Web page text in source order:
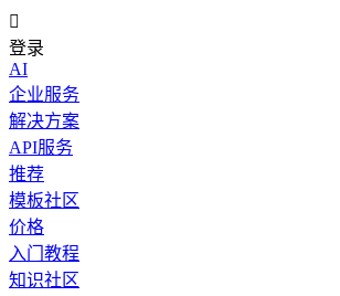

登录
AI
企业服务
解决方案
API服务
推荐
模板社区
价格
入门教程
知识社区